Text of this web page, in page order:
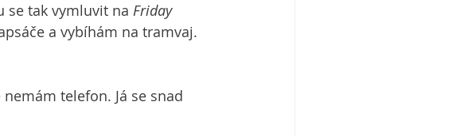
se tak vymluvit na Friday
a vybíhám na tramvaj.
telefon. Já se snad